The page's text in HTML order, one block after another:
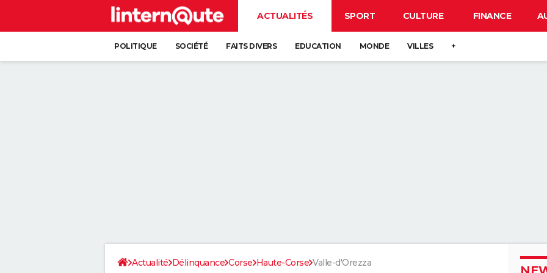
ACTUALITÉS SPORT CULTURE FINANCE
POLITIQUE SOCIÉTÉ FAITS DIVERS EDUCATION MONDE VILLES +
Actualité Délinquance Corse Haute-Corse Valle-d'Orezza